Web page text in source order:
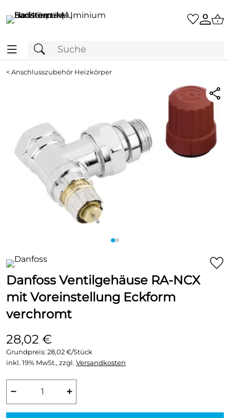
< Anschlusszubehör Heizkörper
Danfoss Ventilgehäuse RA-NCX
mit Voreinstellung Eckform
verchromt
28,02 €
Grundpreis: 28,02 €/Stück
inkl. 19% MwSt., zzgl. Versandkosten
− +